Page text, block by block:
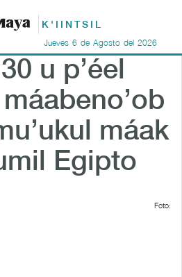
K'IINTSIL
Jueves 6 de Agosto del 2026
u p’éel
máabeno’ob
máak
Egipto
Foto: